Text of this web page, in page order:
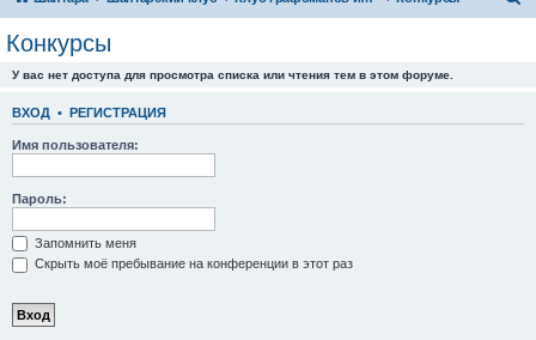
Конкурсы
У вас нет доступа для просмотра списка или чтения тем в этом форуме.
ВХОД • РЕГИСТРАЦИЯ
Имя пользователя:
Пароль:
Запомнить меня
Скрыть моё пребывание на конференции в этот раз